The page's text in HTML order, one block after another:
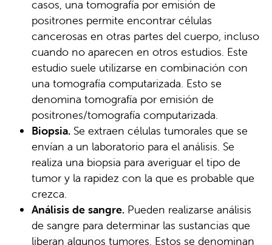
casos, una tomografía por emisión de
positrones permite encontrar células
cancerosas en otras partes del cuerpo, incluso
cuando no aparecen en otros estudios. Este
estudio suele utilizarse en combinación con
una tomografía computarizada. Esto se
denomina tomografía por emisión de
positrones/tomografía computarizada.
Biopsia. Se extraen células tumorales que se
envían a un laboratorio para el análisis. Se
realiza una biopsia para averiguar el tipo de
tumor y la rapidez con la que es probable que
crezca.
Análisis de sangre. Pueden realizarse análisis
de sangre para determinar las sustancias que
liberan algunos tumores. Estos se denominan